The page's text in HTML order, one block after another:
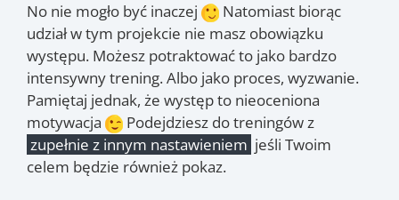
No nie mogło być inaczej
Natomiast biorąc
udział w tym projekcie nie masz obowiązku
występu. Możesz potraktować to jako bardzo
intensywny trening. Albo jako proces, wyzwanie.
Pamiętaj jednak, że występ to nieoceniona
motywacja
Podejdziesz do treningów z
zupełnie z innym nastawieniem jeśli Twoim
celem będzie również pokaz.